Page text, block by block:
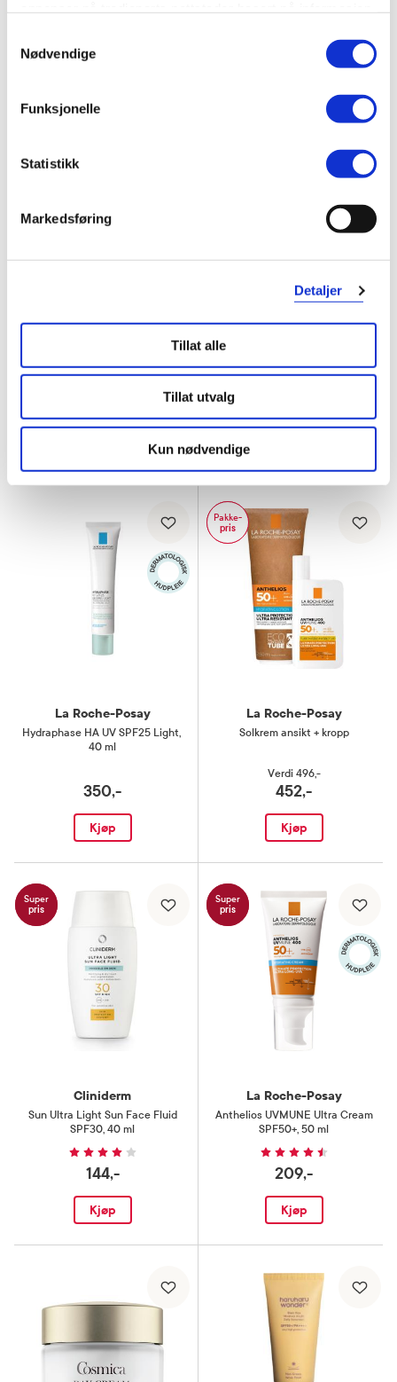
Nødvendige
Funksjonelle
Statistikk
Markedsføring
Detaljer
Tillat alle
Tillat utvalg
Kun nødvendige
Hydrating Day Cream SPF30,
haruharu wonder
Black Rice Pure Mineral Relief
Daily Sunscreen SPF50+ PA++++
La Roche-Posay
Hydraphase HA UV SPF25 Light,
40 ml
350,-
Kjøp
Pakke-
pris
La Roche-Posay
Solkrem ansikt + kropp
Verdi 496,-
452,-
Kjøp
Super
pris
Cliniderm
Sun Ultra Light Sun Face Fluid
SPF30, 40 ml
144,-
Kjøp
Super
pris
La Roche-Posay
Anthelios UVMUNE Ultra Cream
SPF50+, 50 ml
209,-
Kjøp